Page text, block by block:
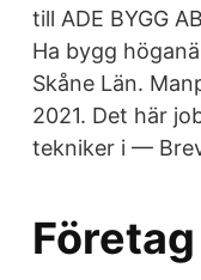
till ADE BYGG
Ha bygg
Skåne Län.
2021. Det här
tekniker i —